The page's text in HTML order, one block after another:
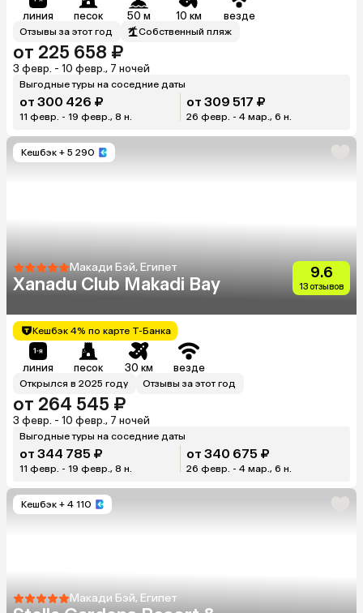
линия песок 50 м 10 км везде
Отзывы за этот год Собственный пляж
от 225 658 ₽
3 февр. - 10 февр., 7 ночей
Выгодные туры на соседние даты
от 300 426 ₽
11 февр. - 19 февр., 8 н.
от 309 517 ₽
26 февр. - 4 мар., 6 н.
Кешбэк + 5 290
Макади Бэй, Египет
Xanadu Club Makadi Bay
9.6
13 отзывов
Кешбэк 4% по карте Т-Банка
линия песок 30 км везде
Открылся в 2025 году Отзывы за этот год
от 264 545 ₽
3 февр. - 10 февр., 7 ночей
Выгодные туры на соседние даты
от 344 785 ₽
11 февр. - 19 февр., 8 н.
от 340 675 ₽
26 февр. - 4 мар., 6 н.
Кешбэк + 4 110
Макади Бэй, Египет